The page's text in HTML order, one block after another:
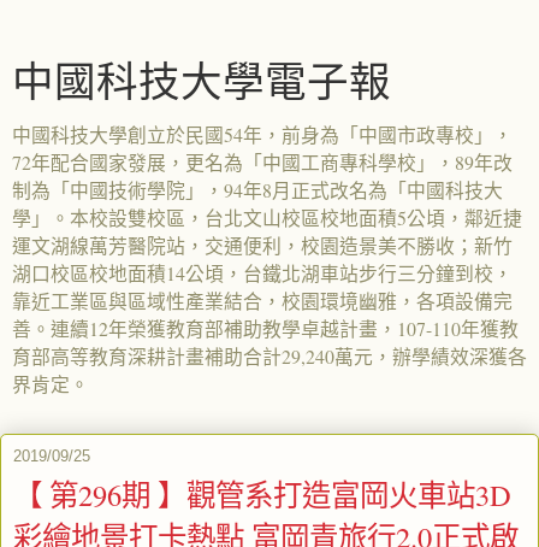
中國科技大學電子報
中國科技大學創立於民國54年，前身為「中國市政專校」，
72年配合國家發展，更名為「中國工商專科學校」，89年改
制為「中國技術學院」，94年8月正式改名為「中國科技大
學」。本校設雙校區，台北文山校區校地面積5公頃，鄰近捷
運文湖線萬芳醫院站，交通便利，校園造景美不勝收；新竹
湖口校區校地面積14公頃，台鐵北湖車站步行三分鐘到校，
靠近工業區與區域性產業結合，校園環境幽雅，各項設備完
善。連續12年榮獲教育部補助教學卓越計畫，107-110年獲教
育部高等教育深耕計畫補助合計29,240萬元，辦學績效深獲各
界肯定。
2019/09/25
【 第296期 】觀管系打造富岡火車站3D
彩繪地景打卡熱點 富岡青旅行2.0正式啟